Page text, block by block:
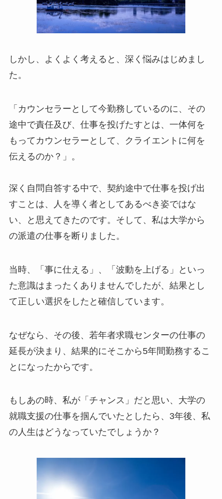
しかし、よくよく考えると、深く悩みはじめまし
た。
「カウンセラーとして今勤務しているのに、その
途中で責任及び、仕事を投げたすとは、一体何を
もってカウンセラーとして、クライエントに何を
伝えるのか？」。
深く自問自答する中で、契約途中で仕事を投げ出
すことは、人を導く者としてあるべき姿ではな
い、と思えてきたのです。そして、私は大学から
の派遣の仕事を断りました。
当時、「事に仕える」、「波動を上げる」といっ
た意識はまったくありませんでしたが、結果とし
て正しい選択をしたと確信しています。
なぜなら、その後、若年者求職センターの仕事の
延長が決まり、結果的にそこから5年間勤務するこ
とになったからです。
もしあの時、私が「チャンス」だと思い、大学の
就職支援の仕事を掴んでいたとしたら、3年後、私
の人生はどうなっていたでしょうか？